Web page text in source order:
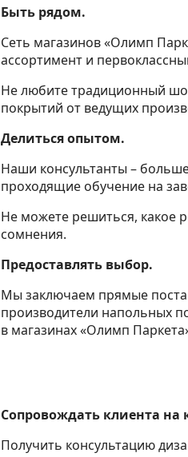
Быть рядом.
Сеть магазинов «Олимп
ассортимент и
Не любите традиционный
покрытий от ведущих
Делиться опытом.
Наши консультанты –
проходящие обучение на
Не можете решиться, какое
сомнения.
Предоставлять выбор.
Мы заключаем прямые
производители напольных
в магазинах «Олимп
Сопровождать клиента на
Получить консультацию